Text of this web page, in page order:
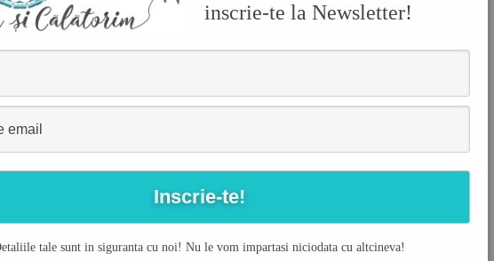
inscrie-te la Newsletter!
tale sunt in siguranta cu noi! Nu le vom impartasi niciodata cu altcineva!